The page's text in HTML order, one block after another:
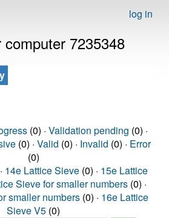
log in
7235348
(0) · Validation pending (0) ·
(0) · Valid (0) · Invalid (0) · Error
(0)
14e Lattice Sieve (0) · 15e Lattice
Sieve for smaller numbers (0) ·
smaller numbers (0) · 16e Lattice
Sieve V5 (0)